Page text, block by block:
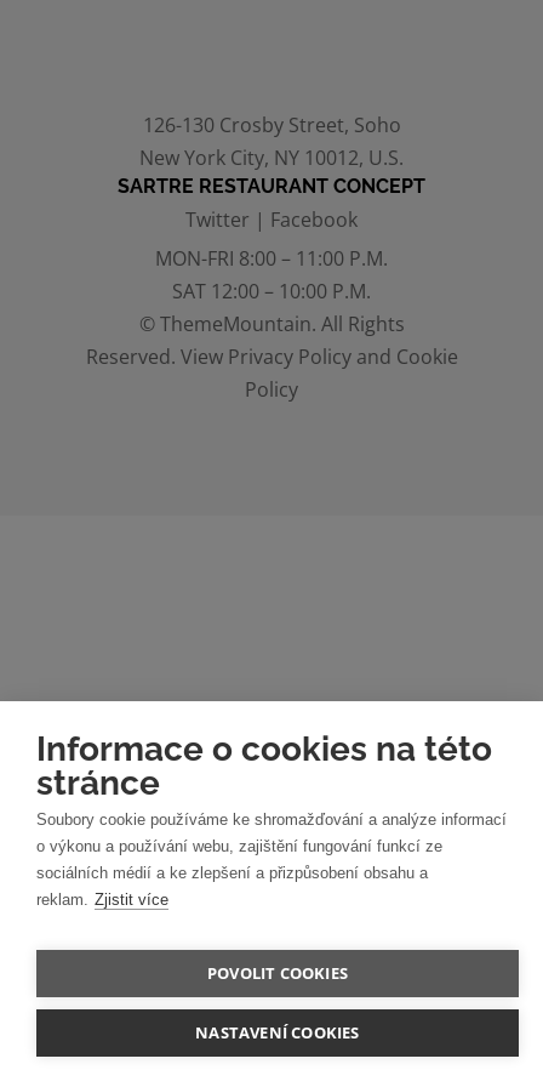
Informace o cookies na této
stránce
Soubory cookie používáme ke shromažďování a analýze informací
o výkonu a používání webu, zajištění fungování funkcí ze
sociálních médií a ke zlepšení a přizpůsobení obsahu a
reklam. Zjistit více
POVOLIT COOKIES
NASTAVENÍ COOKIES
126-130 Crosby Street, Soho
New York City, NY 10012, U.S.
SARTRE RESTAURANT CONCEPT
Twitter | Facebook
MON-FRI 8:00 – 11:00 P.M.
SAT 12:00 – 10:00 P.M.
© ThemeMountain. All Rights
Reserved. View Privacy Policyand Cookie
Policy